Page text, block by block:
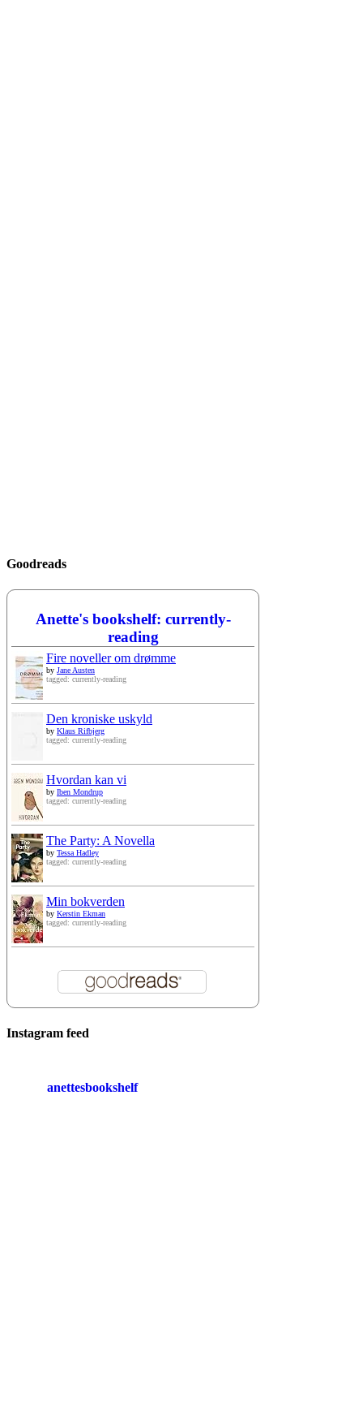
Goodreads
Anette's bookshelf: currently-
reading
Fire noveller om drømme
by Jane Austen
tagged: currently-reading
Den kroniske uskyld
by Klaus Rifbjerg
tagged: currently-reading
Hvordan kan vi
by Iben Mondrup
tagged: currently-reading
The Party: A Novella
by Tessa Hadley
tagged: currently-reading
Min bokverden
by Kerstin Ekman
tagged: currently-reading
Instagram feed
anettesbookshelf